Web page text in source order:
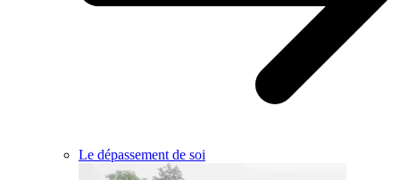
Le dépassement de soi